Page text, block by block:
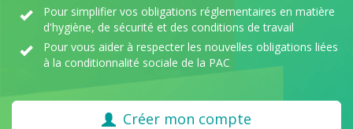
Pour simplifier vos obligations réglementaires en matière
d'hygiène, de sécurité et des conditions de travail
Pour vous aider à respecter les nouvelles obligations liées
à la conditionnalité sociale de la PAC
Créer mon compte